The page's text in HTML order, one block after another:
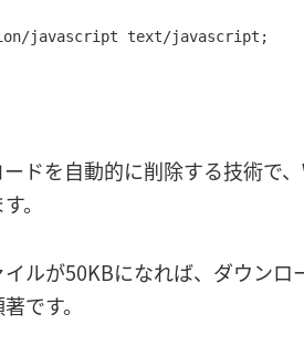
javascript text/javascript;
ドを自動的に削除する技術で
。
ルが50KBになれば、ダウン
です。